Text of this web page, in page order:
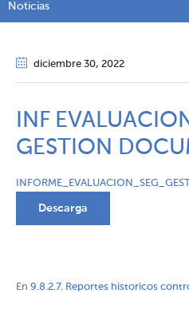
Noticias
diciembre 30, 2022
INF
GESTION
Descarga
En 9.8.2.7. Reportes historicos